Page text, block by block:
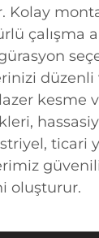
Kolay
çalışma
düzenli
kesme
ticari
oluşturur.